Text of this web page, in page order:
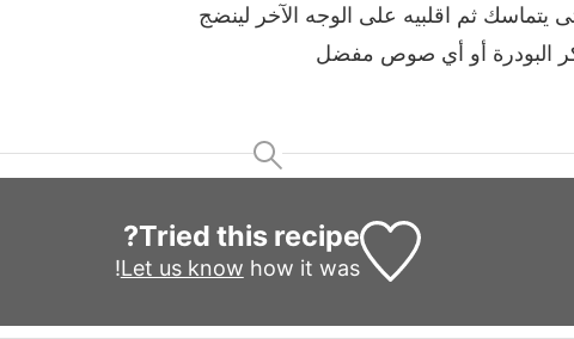
يتماسك ثم اقلبيه على الوجه الآخر لينضج
البودرة أو أي صوص مفضل
Tried this recipe?
Let us know how it was!